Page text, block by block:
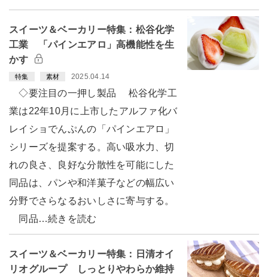
スイーツ＆ベーカリー特集：松谷化学
工業 「パインエアロ」高機能性を生
かす
特集 素材 2025.04.14
◇要注目の一押し製品 松谷化学工
業は22年10月に上市したアルファ化バ
レイショでんぷんの「パインエアロ」
シリーズを提案する。高い吸水力、切
れの良さ、良好な分散性を可能にした
同品は、パンや和洋菓子などの幅広い
分野でさらなるおいしさに寄与する。
同品…続きを読む
スイーツ＆ベーカリー特集：日清オイ
リオグループ しっとりやわらか維持